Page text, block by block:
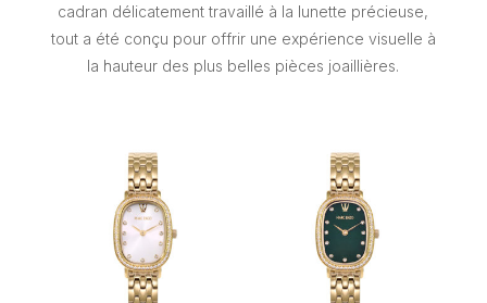
cadran délicatement travaillé à la lunette précieuse,
tout a été conçu pour offrir une expérience visuelle à
la hauteur des plus belles pièces joaillières.